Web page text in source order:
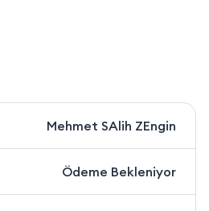
Mehmet SAlih ZEngin
Ödeme Bekleniyor